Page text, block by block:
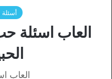
العاب اسئلة
العاب